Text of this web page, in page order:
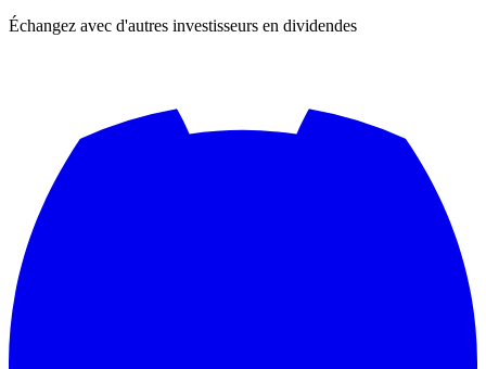
Échangez avec d'autres investisseurs en dividendes